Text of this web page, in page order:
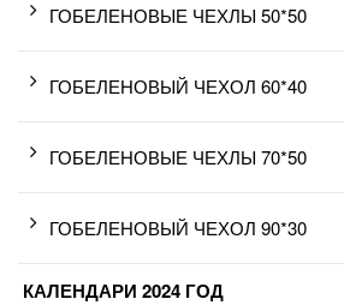
ГОБЕЛЕНОВЫЕ ЧЕХЛЫ 50*50
ГОБЕЛЕНОВЫЙ ЧЕХОЛ 60*40
ГОБЕЛЕНОВЫЕ ЧЕХЛЫ 70*50
ГОБЕЛЕНОВЫЙ ЧЕХОЛ 90*30
КАЛЕНДАРИ 2024 ГОД